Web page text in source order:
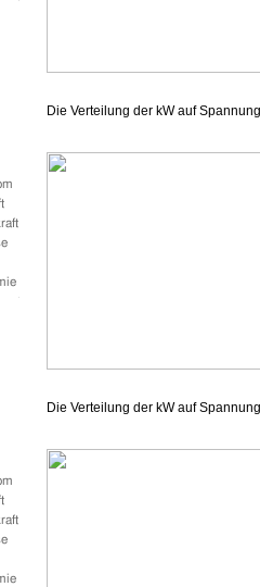
Die Verteilung der kW auf
Die Verteilung der kW auf